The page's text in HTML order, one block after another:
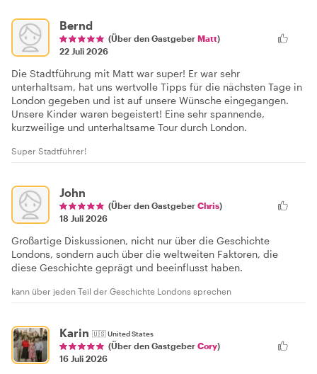
Bernd
(Über den Gastgeber Matt)
22 Juli 2026
Die Stadtführung mit Matt war super! Er war sehr
unterhaltsam, hat uns wertvolle Tipps für die nächsten Tage in
London gegeben und ist auf unsere Wünsche eingegangen.
Unsere Kinder waren begeistert! Eine sehr spannende,
kurzweilige und unterhaltsame Tour durch London.
Super Stadtführer!
John
(Über den Gastgeber Chris)
18 Juli 2026
Großartige Diskussionen, nicht nur über die Geschichte
Londons, sondern auch über die weltweiten Faktoren, die
diese Geschichte geprägt und beeinflusst haben.
kann über jeden Teil der Geschichte Londons sprechen
Karin 🇺🇸United States
(Über den Gastgeber Cory)
16 Juli 2026